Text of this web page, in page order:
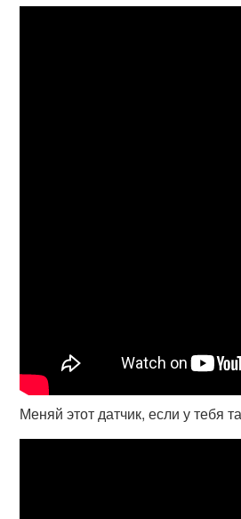
Меняй этот датчик, если у тебя